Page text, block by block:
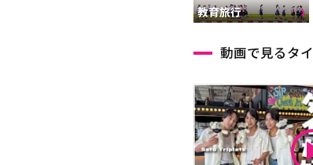
教育旅行
動画で見るタイ